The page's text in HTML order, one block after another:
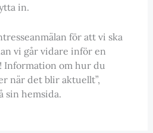
in.
för att vi ska
vi går vidare inför en
Information om hur du
när det blir aktuellt”,
sin hemsida.